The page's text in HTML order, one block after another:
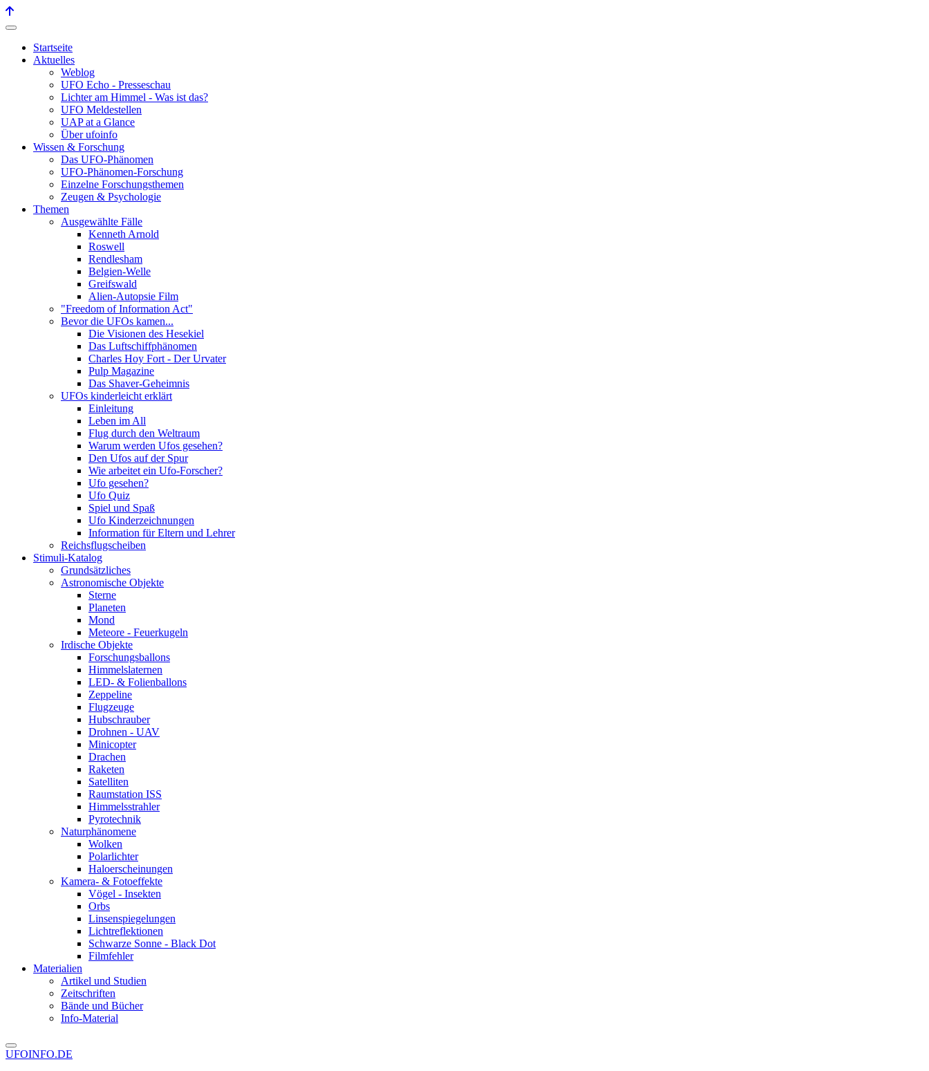
Startseite
Aktuelles
Weblog
UFO Echo - Presseschau
Lichter am Himmel - Was ist das?
UFO Meldestellen
UAP at a Glance
Über ufoinfo
Wissen & Forschung
Das UFO-Phänomen
UFO-Phänomen-Forschung
Einzelne Forschungsthemen
Zeugen & Psychologie
Themen
Ausgewählte Fälle
Kenneth Arnold
Roswell
Rendlesham
Belgien-Welle
Greifswald
Alien-Autopsie Film
"Freedom of Information Act"
Bevor die UFOs kamen...
Die Visionen des Hesekiel
Das Luftschiffphänomen
Charles Hoy Fort - Der Urvater
Pulp Magazine
Das Shaver-Geheimnis
UFOs kinderleicht erklärt
Einleitung
Leben im All
Flug durch den Weltraum
Warum werden Ufos gesehen?
Den Ufos auf der Spur
Wie arbeitet ein Ufo-Forscher?
Ufo gesehen?
Ufo Quiz
Spiel und Spaß
Ufo Kinderzeichnungen
Information für Eltern und Lehrer
Reichsflugscheiben
Stimuli-Katalog
Grundsätzliches
Astronomische Objekte
Sterne
Planeten
Mond
Meteore - Feuerkugeln
Irdische Objekte
Forschungsballons
Himmelslaternen
LED- & Folienballons
Zeppeline
Flugzeuge
Hubschrauber
Drohnen - UAV
Minicopter
Drachen
Raketen
Satelliten
Raumstation ISS
Himmelsstrahler
Pyrotechnik
Naturphänomene
Wolken
Polarlichter
Haloerscheinungen
Kamera- & Fotoeffekte
Vögel - Insekten
Orbs
Linsenspiegelungen
Lichtreflektionen
Schwarze Sonne - Black Dot
Filmfehler
Materialien
Artikel und Studien
Zeitschriften
Bände und Bücher
Info-Material
UFOINFO.DE